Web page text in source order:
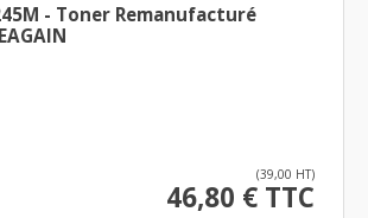
- Toner Remanufacturé
(39,00 HT)
46,80 € TTC